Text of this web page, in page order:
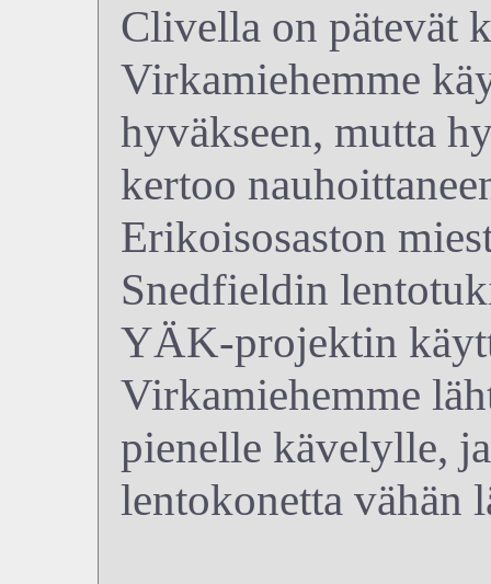
Clivella on pätevät
Virkamiehemme
hyväkseen, mutta
kertoo
Erikoisosaston
Snedfieldin
YÄK-projektin
Virkamiehemme
pienelle kävelylle,
lentokonetta vähän